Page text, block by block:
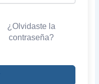
¿Olvidaste la
contraseña?